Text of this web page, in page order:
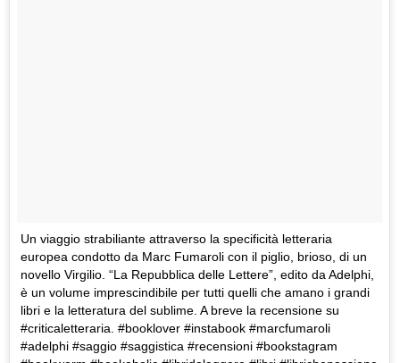
Un viaggio strabiliante attraverso la specificità letteraria
europea condotto da Marc Fumaroli con il piglio, brioso, di un
novello Virgilio. “La Repubblica delle Lettere”, edito da Adelphi,
è un volume imprescindibile per tutti quelli che amano i grandi
libri e la letteratura del sublime. A breve la recensione su
#criticaletteraria. #booklover #instabook #marcfumaroli
#adelphi #saggio #saggistica #recensioni #bookstagram